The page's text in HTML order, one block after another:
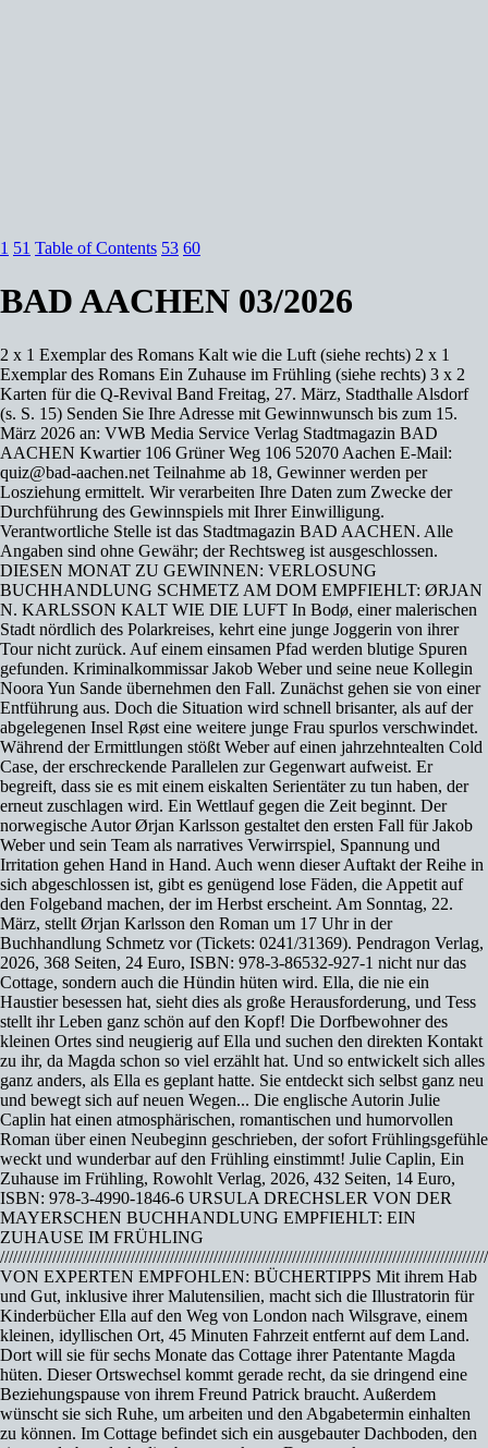
1 51 Table of Contents 53 60
BAD AACHEN 03/2026
2 x 1 Exemplar des Romans Kalt wie die Luft (siehe rechts) 2 x 1
Exemplar des Romans Ein Zuhause im Frühling (siehe rechts) 3 x 2
Karten für die Q-Revival Band Freitag, 27. März, Stadthalle Alsdorf
(s. S. 15) Senden Sie Ihre Adresse mit Gewinnwunsch bis zum 15.
März 2026 an: VWB Media Service Verlag Stadtmagazin BAD
AACHEN Kwartier 106 Grüner Weg 106 52070 Aachen E-Mail:
quiz@bad-aachen.net Teilnahme ab 18, Gewinner werden per
Losziehung ermittelt. Wir verarbeiten Ihre Daten zum Zwecke der
Durchführung des Gewinnspiels mit Ihrer Einwilligung.
Verantwortliche Stelle ist das Stadtmagazin BAD AACHEN. Alle
Angaben sind ohne Gewähr; der Rechtsweg ist ausgeschlossen.
DIESEN MONAT ZU GEWINNEN: VERLOSUNG
BUCHHANDLUNG SCHMETZ AM DOM EMPFIEHLT: ØRJAN
N. KARLSSON KALT WIE DIE LUFT In Bodø, einer malerischen
Stadt nördlich des Polarkreises, kehrt eine junge Joggerin von ihrer
Tour nicht zurück. Auf einem einsamen Pfad werden blutige Spuren
gefunden. Kriminalkommissar Jakob Weber und seine neue Kollegin
Noora Yun Sande übernehmen den Fall. Zunächst gehen sie von einer
Entführung aus. Doch die Situation wird schnell brisanter, als auf der
abgelegenen Insel Røst eine weitere junge Frau spurlos verschwindet.
Während der Ermittlungen stößt Weber auf einen jahrzehntealten Cold
Case, der erschreckende Parallelen zur Gegenwart aufweist. Er
begreift, dass sie es mit einem eiskalten Serientäter zu tun haben, der
erneut zuschlagen wird. Ein Wettlauf gegen die Zeit beginnt. Der
norwegische Autor Ørjan Karlsson gestaltet den ersten Fall für Jakob
Weber und sein Team als narratives Verwirrspiel, Spannung und
Irritation gehen Hand in Hand. Auch wenn dieser Auftakt der Reihe in
sich abgeschlossen ist, gibt es genügend lose Fäden, die Appetit auf
den Folgeband machen, der im Herbst erscheint. Am Sonntag, 22.
März, stellt Ørjan Karlsson den Roman um 17 Uhr in der
Buchhandlung Schmetz vor (Tickets: 0241/31369). Pendragon Verlag,
2026, 368 Seiten, 24 Euro, ISBN: 978-3-86532-927-1 nicht nur das
Cottage, sondern auch die Hündin hüten wird. Ella, die nie ein
Haustier besessen hat, sieht dies als große Herausforderung, und Tess
stellt ihr Leben ganz schön auf den Kopf! Die Dorfbewohner des
kleinen Ortes sind neugierig auf Ella und suchen den direkten Kontakt
zu ihr, da Magda schon so viel erzählt hat. Und so entwickelt sich alles
ganz anders, als Ella es geplant hatte. Sie entdeckt sich selbst ganz neu
und bewegt sich auf neuen Wegen... Die englische Autorin Julie
Caplin hat einen atmosphärischen, romantischen und humorvollen
Roman über einen Neubeginn geschrieben, der sofort Frühlingsgefühle
weckt und wunderbar auf den Frühling einstimmt! Julie Caplin, Ein
Zuhause im Frühling, Rowohlt Verlag, 2026, 432 Seiten, 14 Euro,
ISBN: 978-3-4990-1846-6 URSULA DRECHSLER VON DER
MAYERSCHEN BUCHHANDLUNG EMPFIEHLT: EIN
ZUHAUSE IM FRÜHLING
VON EXPERTEN EMPFOHLEN: BÜCHERTIPPS Mit ihrem Hab
und Gut, inklusive ihrer Malutensilien, macht sich die Illustratorin für
Kinderbücher Ella auf den Weg von London nach Wilsgrave, einem
kleinen, idyllischen Ort, 45 Minuten Fahrzeit entfernt auf dem Land.
Dort will sie für sechs Monate das Cottage ihrer Patentante Magda
hüten. Dieser Ortswechsel kommt gerade recht, da sie dringend eine
Beziehungspause von ihrem Freund Patrick braucht. Außerdem
wünscht sie sich Ruhe, um arbeiten und den Abgabetermin einhalten
zu können. Im Cottage befindet sich ein ausgebauter Dachboden, den